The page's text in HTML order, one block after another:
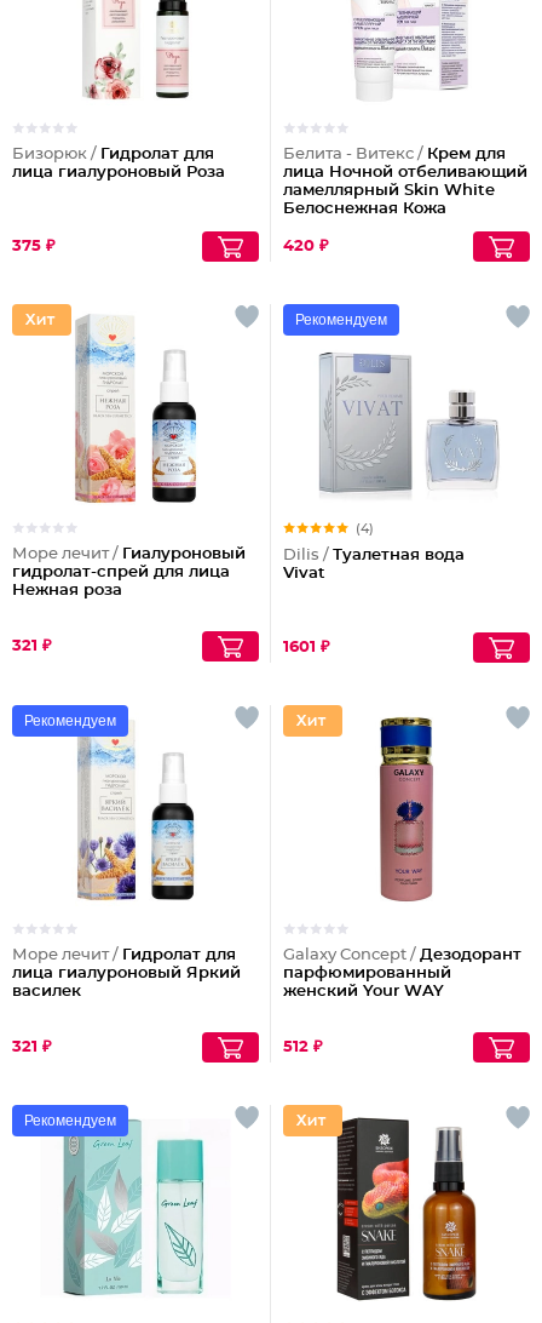
Бизорюк / Гидролат для
лица гиалуроновый Роза
375 ₽
Белита - Витекс / Крем для
лица Ночной отбеливающий
ламеллярный Skin White
Белоснежная Кожа
420 ₽
Море лечит / Гиалуроновый
гидролат-спрей для лица
Нежная роза
321 ₽
Рекомендуем
(4)
Dilis / Туалетная вода
Vivat
1601 ₽
Рекомендуем
Море лечит / Гидролат для
лица гиалуроновый Яркий
василек
321 ₽
Galaxy Concept / Дезодорант
парфюмированный
женский Your WAY
512 ₽
Рекомендуем